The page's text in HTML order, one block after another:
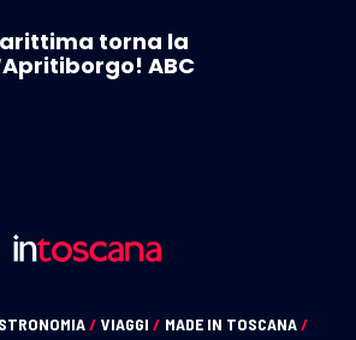
torna la
ABC
/ VIAGGI / MADE IN TOSCANA/